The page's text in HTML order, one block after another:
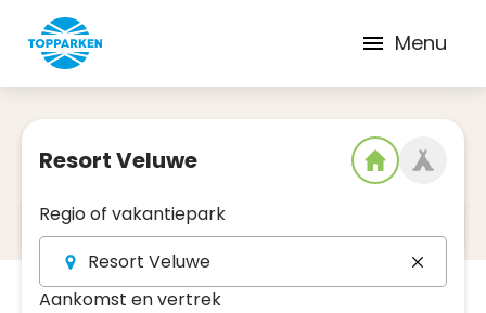
Menu
Datum en regio
Resort Veluwe
Regio of vakantiepark
Resort Veluwe
Aankomst en vertrek